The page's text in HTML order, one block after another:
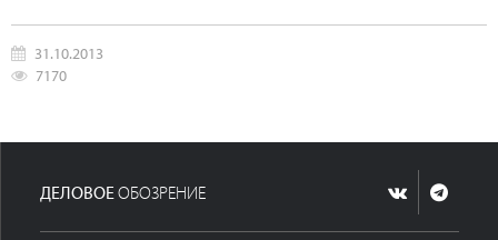
31.10.2013
7170
ДЕЛОВОЕ ОБОЗРЕНИЕ